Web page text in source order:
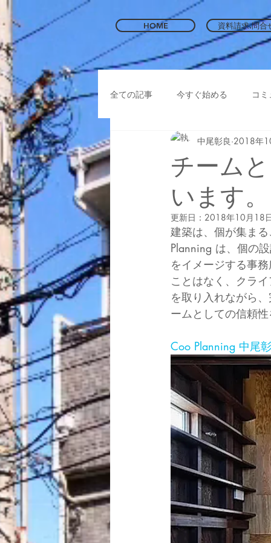
HOME 資料請求.問合
全ての記事 今すぐ始める コ
チーム
います。
中尾彰良 2018年
更新日： 2018年10月18
建築は、個が集ま
Planning は、個の
をイメージする事
ことはなく、クラ
を取り入れながら
ームとしての信頼
Coo Planning 中尾